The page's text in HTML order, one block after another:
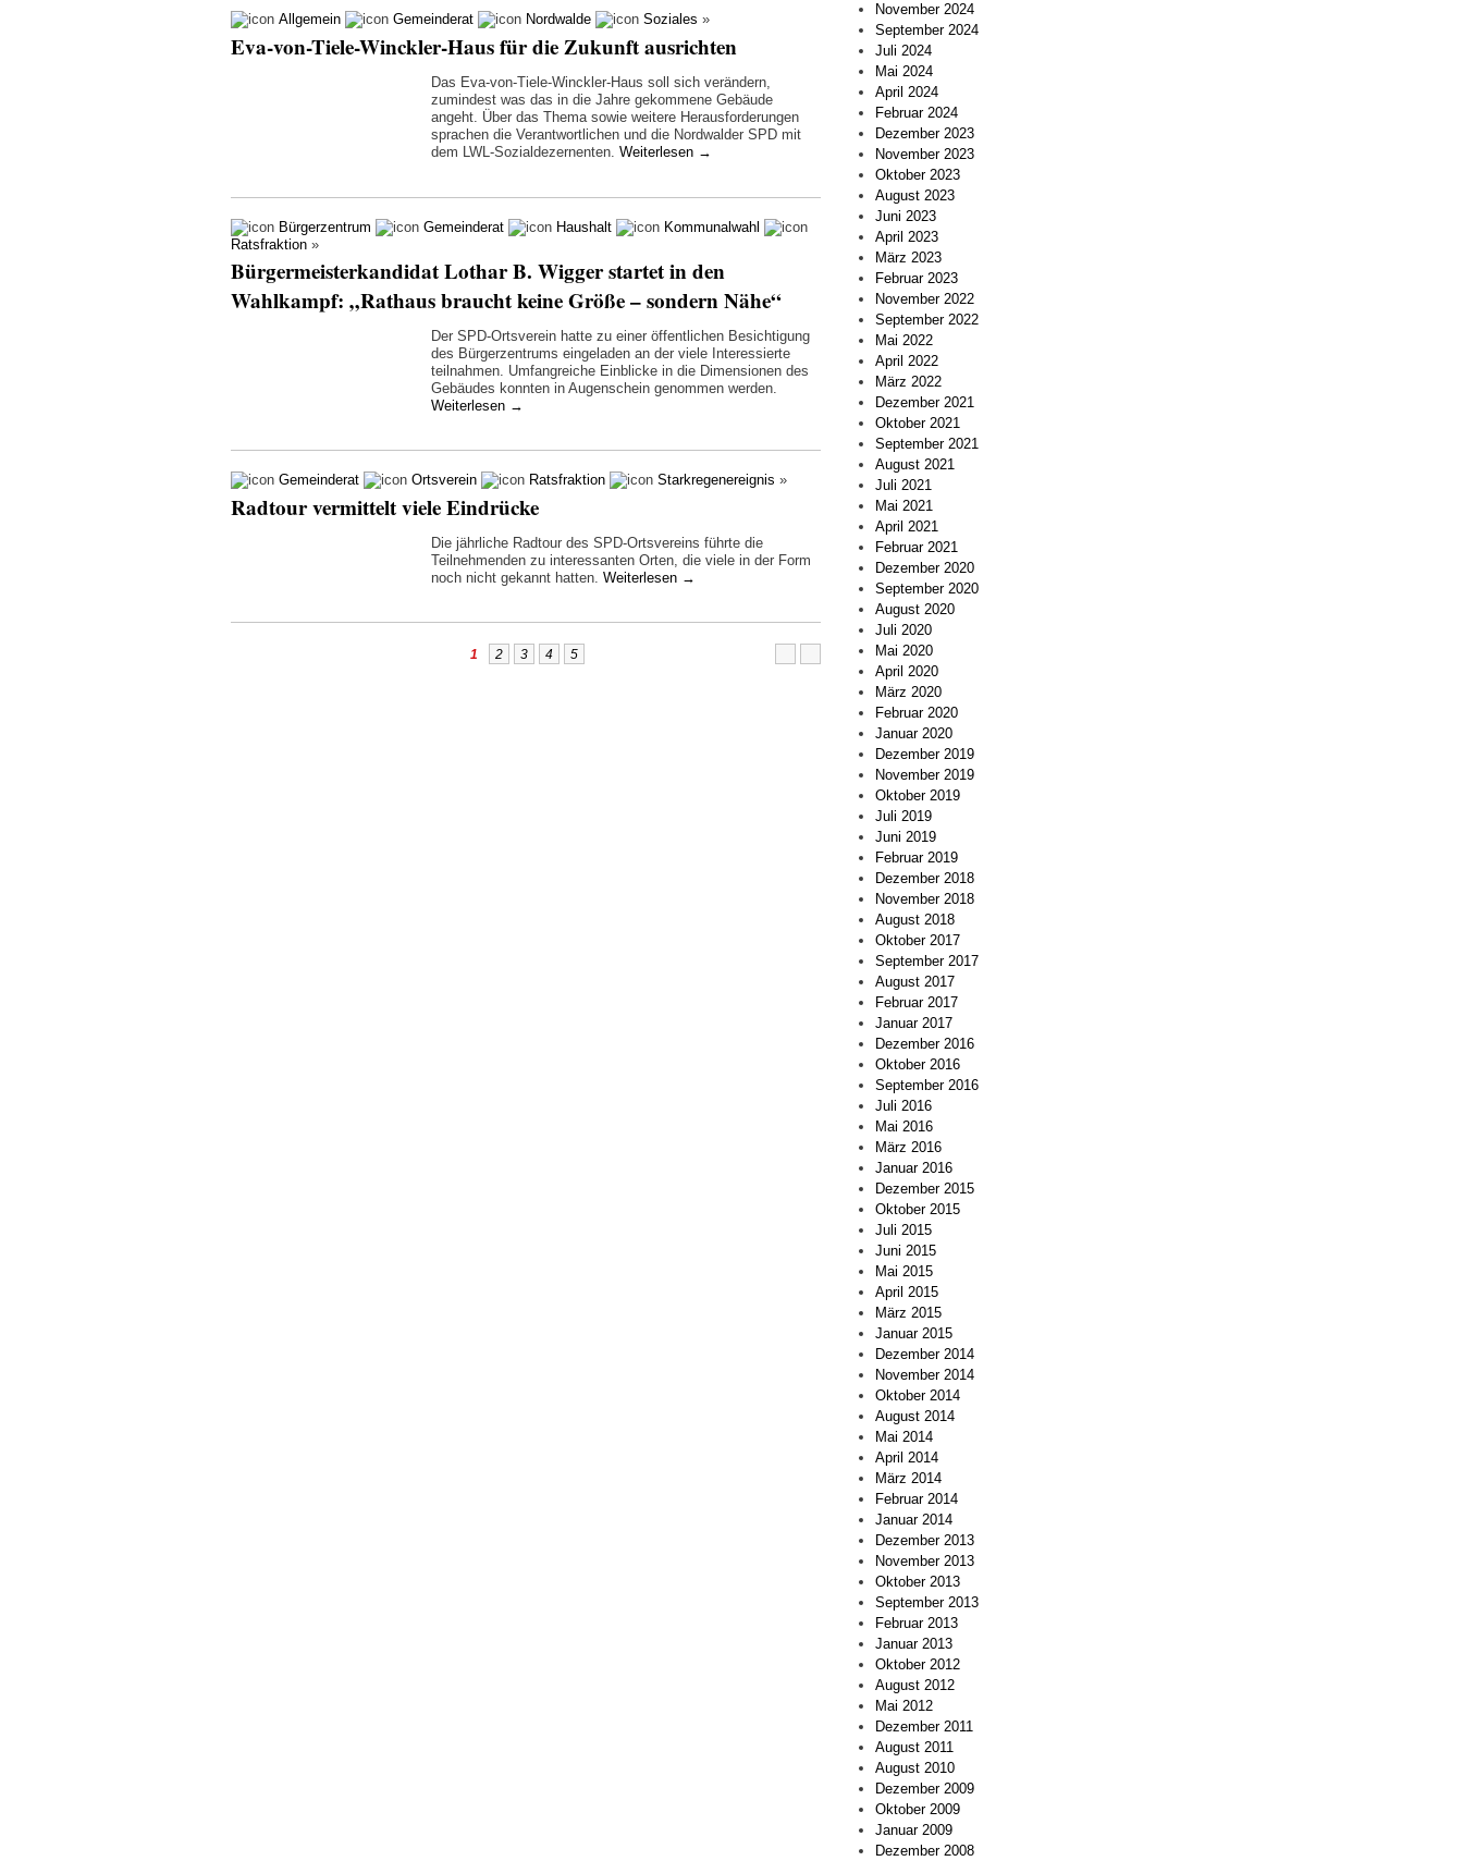
Allgemein Gemeinderat Nordwalde Soziales »
Eva-von-Tiele-Winckler-Haus für die Zukunft ausrichten
Das Eva-von-Tiele-Winckler-Haus soll sich verändern,
zumindest was das in die Jahre gekommene Gebäude
angeht. Über das Thema sowie weitere Herausforderungen
sprachen die Verantwortlichen und die Nordwalder SPD mit
dem LWL-Sozialdezernenten. Weiterlesen →
Bürgerzentrum Gemeinderat Haushalt
Kommunalwahl
Ratsfraktion »
Bürgermeisterkandidat Lothar B. Wigger startet in den
Wahlkampf: „Rathaus braucht keine Größe – sondern Nähe“
Der SPD-Ortsverein hatte zu einer öffentlichen Besichtigung
des Bürgerzentrums eingeladen an der viele Interessierte
teilnahmen. Umfangreiche Einblicke in die Dimensionen des
Gebäudes konnten in Augenschein genommen werden.
Weiterlesen →
Gemeinderat Ortsverein Ratsfraktion Starkregenereignis »
Radtour vermittelt viele Eindrücke
Die jährliche Radtour des SPD-Ortsvereins führte die
Teilnehmenden zu interessanten Orten, die viele in der Form
noch nicht gekannt hatten. Weiterlesen →
1 2 3 4 5
November 2024
September 2024
Juli 2024
Mai 2024
April 2024
Februar 2024
Dezember 2023
November 2023
Oktober 2023
August 2023
Juni 2023
April 2023
März 2023
Februar 2023
November 2022
September 2022
Mai 2022
April 2022
März 2022
Dezember 2021
Oktober 2021
September 2021
August 2021
Juli 2021
Mai 2021
April 2021
Februar 2021
Dezember 2020
September 2020
August 2020
Juli 2020
Mai 2020
April 2020
März 2020
Februar 2020
Januar 2020
Dezember 2019
November 2019
Oktober 2019
Juli 2019
Juni 2019
Februar 2019
Dezember 2018
November 2018
August 2018
Oktober 2017
September 2017
August 2017
Februar 2017
Januar 2017
Dezember 2016
Oktober 2016
September 2016
Juli 2016
Mai 2016
März 2016
Januar 2016
Dezember 2015
Oktober 2015
Juli 2015
Juni 2015
Mai 2015
April 2015
März 2015
Januar 2015
Dezember 2014
November 2014
Oktober 2014
August 2014
Mai 2014
April 2014
März 2014
Februar 2014
Januar 2014
Dezember 2013
November 2013
Oktober 2013
September 2013
Februar 2013
Januar 2013
Oktober 2012
August 2012
Mai 2012
Dezember 2011
August 2011
August 2010
Dezember 2009
Oktober 2009
Januar 2009
Dezember 2008